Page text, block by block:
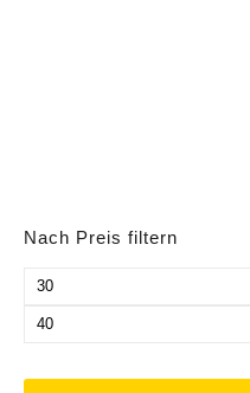
Nach Preis filtern
Min.
Max.